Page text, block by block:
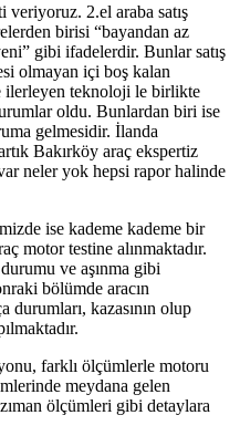
2.el araba satış
birisi “bayandan az
gibi ifadelerdir. Bunlar satış
olmayan içi boş kalan
teknoloji le birlikte
oldu. Bunlardan biri ise
gelmesidir. İlanda
Bakırköy araç ekspertiz
neler yok hepsi rapor halinde
ise kademe kademe bir
motor testine alınmaktadır.
ve aşınma gibi
bölümde aracın
durumları, kazasının olup
farklı ölçümlerle motoru
meydana gelen
ölçümleri gibi detaylara